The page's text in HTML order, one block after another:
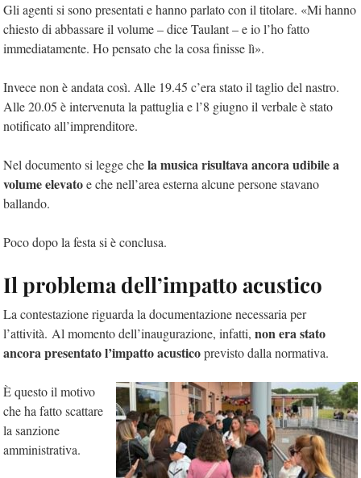
Gli agenti si sono presentati e hanno parlato con il titolare. «Mi hanno
chiesto di abbassare il volume – dice Taulant – e io l’ho fatto
immediatamente. Ho pensato che la cosa finisse lì».
Invece non è andata così. Alle 19.45 c’era stato il taglio del nastro.
Alle 20.05 è intervenuta la pattuglia e l’8 giugno il verbale è stato
notificato all’imprenditore.
Nel documento si legge chela musica risultava ancora udibile a
volume elevatoe che nell’area esterna alcune persone stavano
ballando.
Poco dopo la festa si è conclusa.
Il problema dell’impatto acustico
La contestazione riguarda la documentazione necessaria per
l’attività. Al momento dell’inaugurazione, infatti, non era stato
ancora presentato l’impatto acusticoprevisto dalla normativa.
È questo il motivo
che ha fatto scattare
la sanzione
amministrativa.